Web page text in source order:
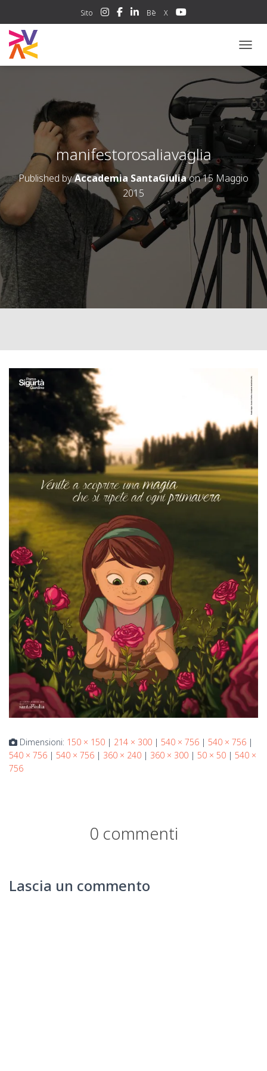
Sito Bē X
manifestorosaliavaglia
Published byAccademia SantaGiuliaon15 Maggio
2015
Dimensioni: 150 × 150 | 214 × 300 | 540 × 756 | 540 × 756 |
540 × 756 | 540 × 756 | 360 × 240 | 360 × 300 | 50 × 50 | 540 ×
756
0 commenti
Lascia un commento